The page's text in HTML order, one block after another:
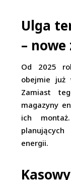
Ulga
– nowe
Od 2025
obejmie
Zamiast
magazyny
ich
energii.